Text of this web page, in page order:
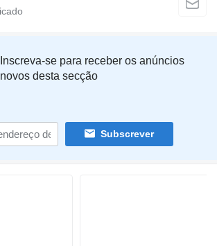
Inscreva-se para receber os anúncios
novos desta secção
Subscrever